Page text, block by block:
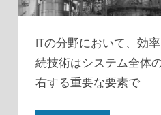
ITの分野において、効
続技術はシステム全体
右する重要な要素で